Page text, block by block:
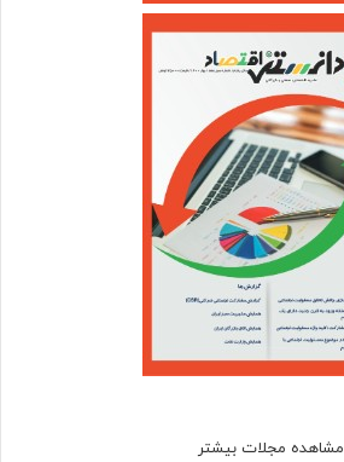
مشاهده مجلات بیشتر